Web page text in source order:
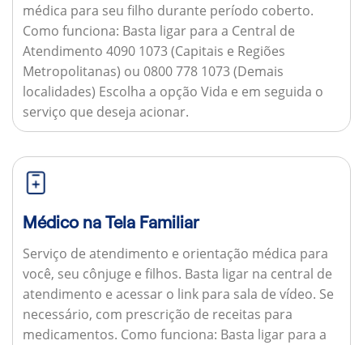
médica para seu filho durante período coberto.
Como funciona: Basta ligar para a Central de
Atendimento 4090 1073 (Capitais e Regiões
Metropolitanas) ou 0800 778 1073 (Demais
localidades) Escolha a opção Vida e em seguida o
serviço que deseja acionar.
Médico na Tela Familiar
Serviço de atendimento e orientação médica para
você, seu cônjuge e filhos. Basta ligar na central de
atendimento e acessar o link para sala de vídeo. Se
necessário, com prescrição de receitas para
medicamentos. Como funciona: Basta ligar para a